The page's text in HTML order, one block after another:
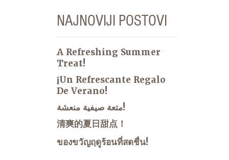
NAJNOVIJI POSTOVI
A Refreshing Summer
Treat!
¡Un Refrescante Regalo
De Verano!
متعة صيفية منعشة!
清爽的夏日甜点！
ของขวัญฤดูร้อนที่สดชื่น!